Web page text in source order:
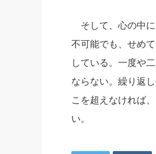
そして、心の中に
不可能でも、せめ
している。一度や
ならない。繰り返
こを超えなければ
い。